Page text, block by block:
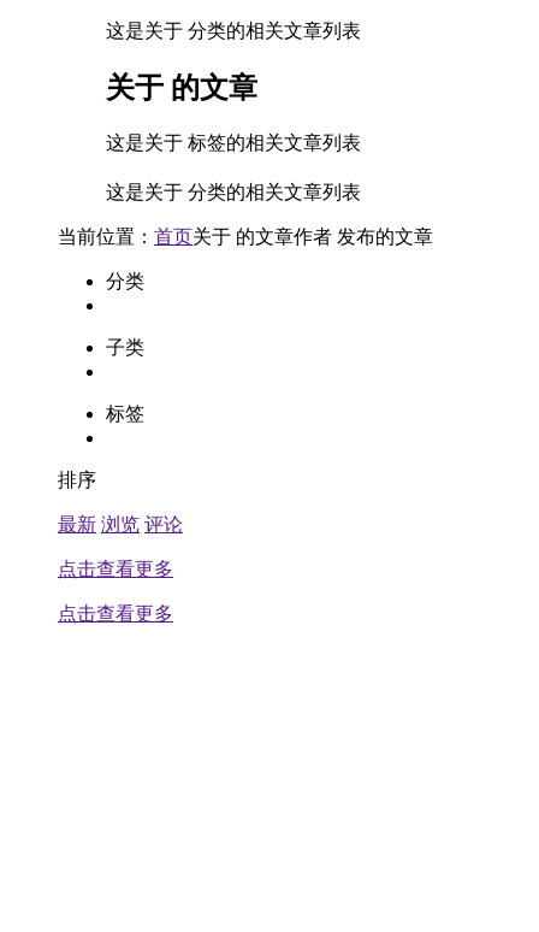
这是关于 分类的相关文章列表
关于 的文章
这是关于 标签的相关文章列表
这是关于 分类的相关文章列表
当前位置： 首页关于 的文章作者 发布的文章
分类
子类
标签
排序
最新 浏览 评论
点击查看更多
点击查看更多